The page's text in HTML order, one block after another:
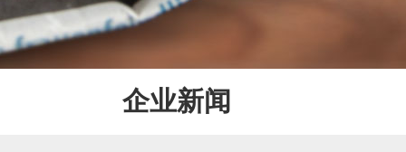
企业新闻